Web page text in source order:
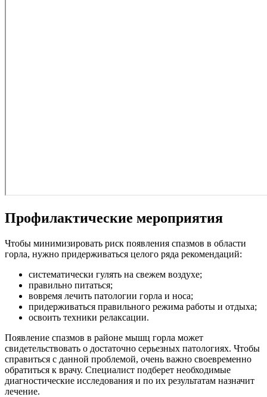
Профилактические мероприятия
Чтобы минимизировать риск появления спазмов в области
горла, нужно придерживаться целого ряда рекомендаций:
систематически гулять на свежем воздухе;
правильно питаться;
вовремя лечить патологии горла и носа;
придерживаться правильного режима работы и отдыха;
освоить техники релаксации.
Появление спазмов в районе мышц горла может
свидетельствовать о достаточно серьезных патологиях. Чтобы
справиться с данной проблемой, очень важно своевременно
обратиться к врачу. Специалист подберет необходимые
диагностические исследования и по их результатам назначит
лечение.